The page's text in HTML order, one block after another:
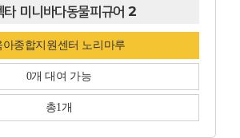
타 미니바다동물피규어 2
아종합지원센터 노리마루
0개 대여 가능
총1개